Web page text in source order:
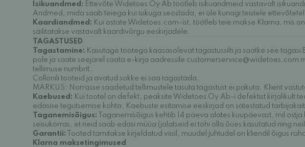
Isikuandmed: Ettevõte Widetoes Oy Ab töötleb isikuandmeid vastavalt
Andmed, mida saab teiega kui isikuga seostada, ei ole kunagi teistele
Kaardiandmed: Kui ostate Widetoes.com-ist, töötleb teie makse Klarna, mis
säilitatakse vastavalt kaardivõrgu eeskirjadele.
TAGASTUSED
Tagastamine: Kasutage tootega kaasasolevat tagastussilti ja saatke see tagasi
pole ja saate seejärel saata e-kirja aadressile customerservice@widetoes.com
tellimuse numbrit.
Collonili tooteid ja avatud sokke ei saa tagastada.
MÄRKUS: Norrasse saadetud tellimustele tasuta tagastust ei pakuta. Klient
Kaebused: Kui tootel on defekt, peaksite Widetoes Oy Ab-i defektist kirjalikult
edasise tegutsemise kohta. Kaebuste esitamise eeskirjad on sätestatud
Taganemisõigus: Taganemisõigus kehtib 14 päeva alates kuupäevast, mil
seisukorras, et neid saab edasi müüa (jalatseid ei tohi olla õues kasutatud ning
Garantii: Tooted tarnitakse kirjeldatud viisil, muudel juhtudel on kliendil õigus
Klarna maksetingimused